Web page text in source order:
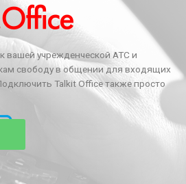
вашей учрежденческой АТС и
свободу в общении для входящих
Talkit Office также просто